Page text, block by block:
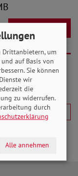
Drittanbietern, um
auf Basis von
Sie können
wir
die
zu widerrufen.
durch
Alle annehmen